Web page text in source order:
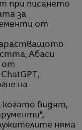
при писането
за
от
Абаси
от
на
когато видят,
няма